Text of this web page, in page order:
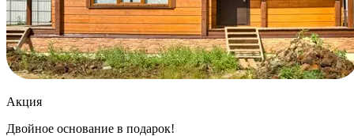
Акция
Двойное основание в подарок!